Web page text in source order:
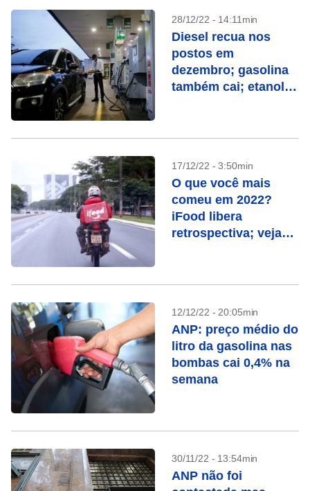
28/12/22 - 14:11min
Diesel recua nos
postos em
dezembro; gasolina
também cai; etanol
17/12/22 - 3:50min
O que você mais
comeu em 2022?
iFood libera
retrospectiva; veja
12/12/22 - 20:05min
ANP: preço médio do
litro da gasolina nas
bombas cai 0,4% na
semana
30/11/22 - 13:54min
ANP não foi